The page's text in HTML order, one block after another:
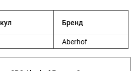
Бренд
Aberhof